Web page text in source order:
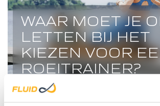
WAAR MOET JE
LETTEN BIJ HET
KIEZEN VOOR
ROEITRAINER?